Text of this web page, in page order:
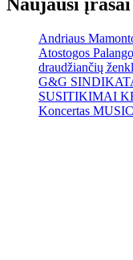
Andriaus
Atostogos
draudžiančių
G&G
SUSITIKIMAI
Koncertas